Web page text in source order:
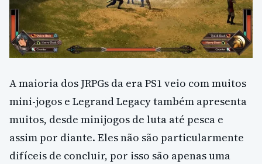
A maioria dos JRPGs da era PS1 veio com muitos
mini-jogos e Legrand Legacy também apresenta
muitos, desde minijogos de luta até pesca e
assim por diante. Eles não são particularmente
difíceis de concluir, por isso são apenas uma